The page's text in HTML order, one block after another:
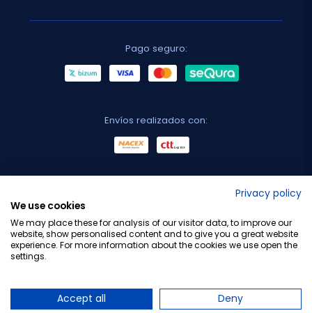
Pago seguro:
Envíos realizados con:
Privacy policy
We use cookies
We may place these for analysis of our visitor data, to improve our
website, show personalised content and to give you a great website
experience. For more information about the cookies we use open the
settings.
Accept all Deny